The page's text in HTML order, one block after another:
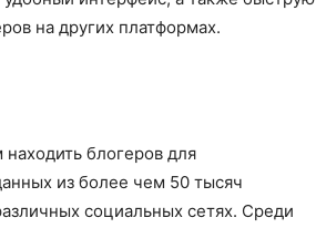
на других платформах.
блогеров для
из более чем 50 тысяч
социальных сетях. Среди